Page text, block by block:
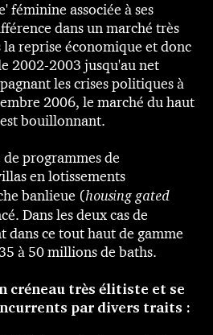
féminine associée à ses
dans un marché très
reprise économique et donc
2002-2003 jusqu'au net
les crises politiques à
2006, le marché du haut
bouillonnant.
programmes de
en lotissements
banlieue (housing gated
Dans les deux cas de
dans ce tout haut de gamme
à 50 millions de baths.
créneau très élitiste et se
par divers traits :